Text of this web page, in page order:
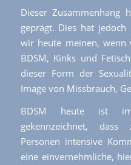
Dieser Zusammenhang
geprägt. Dies hat
wir heute meinen, wenn
BDSM, Kinks und
dieser Form der
Image von Missbrauch,
BDSM heute ist im
gekennzeichnet,
Personen intensive
eine einvernehmliche,